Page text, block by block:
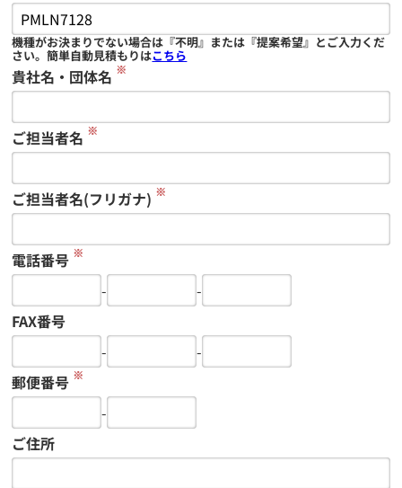
機種がお決まりでない場合は『不明』または『提案希望』とご入力くだ
さい。簡単自動見積もりはこちら
貴社名・団体名 ※
ご担当者名 ※
ご担当者名(フリガナ) ※
電話番号 ※
-
-
FAX番号
-
-
郵便番号 ※
-
ご住所